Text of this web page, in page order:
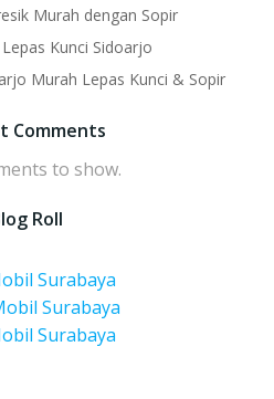
Murah dengan Sopir
Kunci Sidoarjo
Murah Lepas Kunci & Sopir
Comments
to show.
Roll
Surabaya
Surabaya
Surabaya